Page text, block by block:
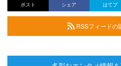
ポスト シェア はてブ
RSSフィードの